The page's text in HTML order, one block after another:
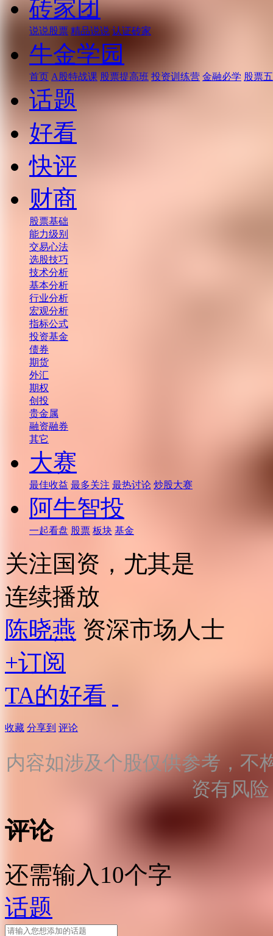
砖家团
说说股票 精品说说 认证砖家
牛金学园
首页 A股特战课 股票提高班 投资训练营 金融必学 股票
话题
好看
快评
财商
股票基础
能力级别
交易心法
选股技巧
技术分析
基本分析
行业分析
宏观分析
指标公式
投资基金
债券
期货
外汇
期权
创投
贵金属
融资融券
其它
大赛
最佳收益 最多关注 最热讨论 炒股大赛
阿牛智投
一起看盘 股票 板块 基金
关注国资，尤其是
连续播放
陈晓燕 资深市场人士
+订阅
TA的好看
收藏 分享到 评论
内容如涉及个股仅供参考，不
资有风
评论
还需输入10个字
话题